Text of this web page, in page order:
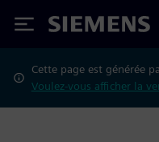
Siemens
Cette page est générée
Voulez-vous afficher la